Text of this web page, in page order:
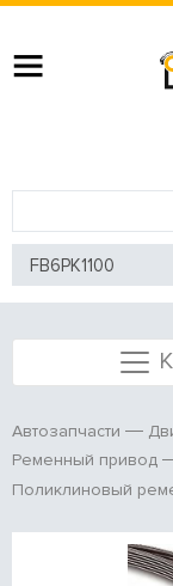
Автозапчасти
Ременный привод
Поликлиновый